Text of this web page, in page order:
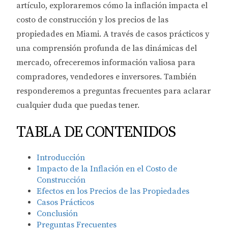
artículo, exploraremos cómo la inflación impacta el
costo de construcción y los precios de las
propiedades en Miami. A través de casos prácticos y
una comprensión profunda de las dinámicas del
mercado, ofreceremos información valiosa para
compradores, vendedores e inversores. También
responderemos a preguntas frecuentes para aclarar
cualquier duda que puedas tener.
TABLA DE CONTENIDOS
Introducción
Impacto de la Inflación en el Costo de
Construcción
Efectos en los Precios de las Propiedades
Casos Prácticos
Conclusión
Preguntas Frecuentes